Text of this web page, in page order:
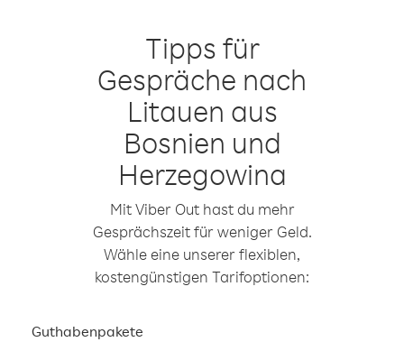
Tipps für
Gespräche nach
Litauen aus
Bosnien und
Herzegowina
Mit Viber Out hast du mehr
Gesprächszeit für weniger Geld.
Wähle eine unserer flexiblen,
kostengünstigen Tarifoptionen:
Guthabenpakete